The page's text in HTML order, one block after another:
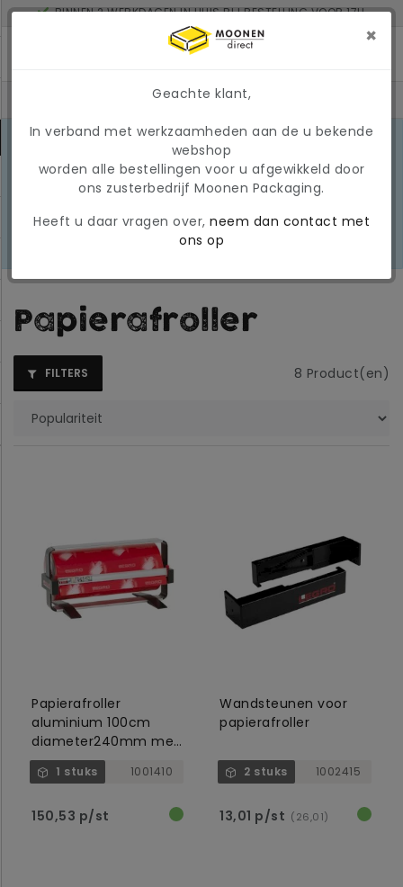
BINNEN 2 WERKDAGEN IN HUIS BIJ BESTELLING VOOR 17U
MINIMAAL ORDERBEDRAG: € 150
MARKTONTWIKKELINGEN 2026
marktomstandigheden kunnen
prijzen en beschikbaarheid tijdelijk
een tijdelijke, variabele
LEES
Papierafroller
FILTERS 8 Product(en)
Papierafroller
aluminium 100cm
diameter240mm met
papierscheurmes,
zonder voetsteunen
1 stuks 1001410
150,53 p/st
Wandsteunen voor
papierafroller
2 stuks 1002415
13,01 p/st (26,01)
×
Geachte klant,
In verband met werkzaamheden aan de u bekende
webshop
worden alle bestellingen voor u afgewikkeld door
ons zusterbedrijf Moonen Packaging.
Heeft u daar vragen over, neem dan contact met
ons op